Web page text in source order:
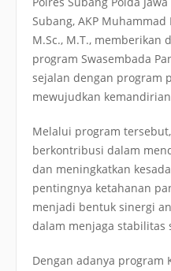
Subang, AKP Muhammad
M.Sc., M.T.,
program Swasembada
sejalan dengan program
mewujudkan
Melalui program
berkontribusi dalam
dan meningkatkan
pentingnya ketahanan
menjadi bentuk sinergi
dalam menjaga stabilitas
Dengan adanya program